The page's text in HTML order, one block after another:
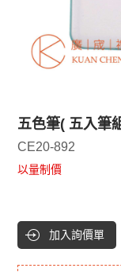
五色筆( 五入筆
CE20-892
以量制價
加入詢價單